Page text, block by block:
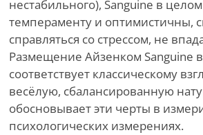
нестабильного), Sanguine в
темпераменту и оптимистичны,
справляться со стрессом, не
Размещение Айзенком Sanguine
соответствует классическому
весёлую, сбалансированную
обосновывает эти черты в
психологических измерениях.